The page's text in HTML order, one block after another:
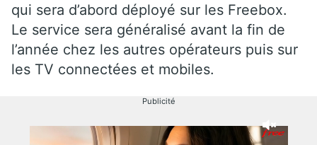
qui sera d’abord déployé sur les Freebox.
Le service sera généralisé avant la fin de
l’année chez les autres opérateurs puis sur
les TV connectées et mobiles.
Publicité